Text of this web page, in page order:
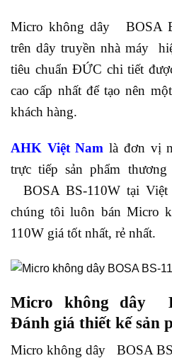
Micro không dây BOSA
trên dây truyền nhà máy
tiêu chuẩn ĐỨC chi tiết
cao cấp nhất để tạo nên
khách hàng.
AHK Việt Nam là đơn vị
trực tiếp sản phẩm
BOSA BS-110W tại
chúng tôi luôn bán Micro
110W giá tốt nhất, rẻ nhất.
Micro không dây
Đánh giá thiết kế sản
Micro không dây BOSA